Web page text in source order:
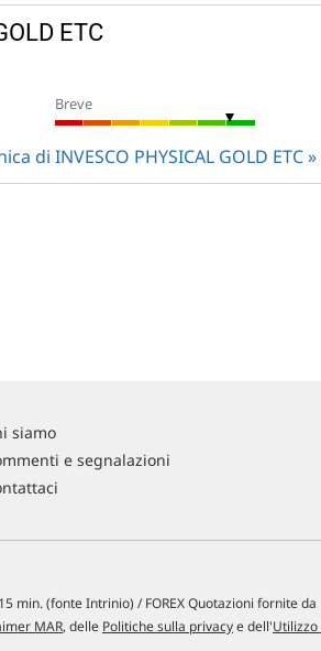
ETC
Breve
di INVESCO PHYSICAL GOLD ETC
siamo
e segnalazioni
min. (fonte Intrinio) / FOREX Quotazioni fornite da
MAR, delle Politiche sulla privacye dell'